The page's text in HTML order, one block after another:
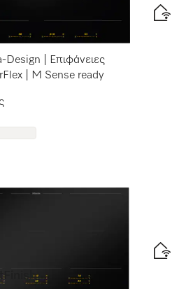
επί της συσκευής
| Επιφάνειες
| M Sense ready
επί της συσκευής